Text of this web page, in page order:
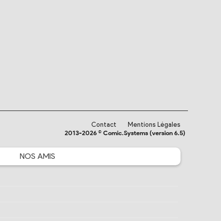
Contact
Mentions Légales
2013-2026 © Comic.Systems (version 6.5)
NOS AMIS